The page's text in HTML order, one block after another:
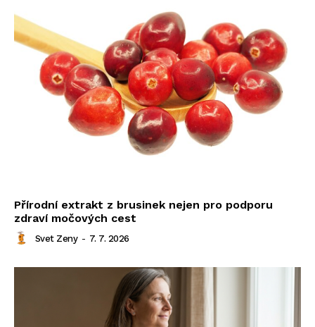
Přírodní extrakt z brusinek nejen pro podporu
zdraví močových cest
Svet Zeny - 7. 7. 2026